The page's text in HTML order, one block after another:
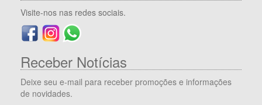
Visite-nos nas redes sociais.
Receber Notícias
Deixe seu e-mail para receber promoções e informações
de novidades.